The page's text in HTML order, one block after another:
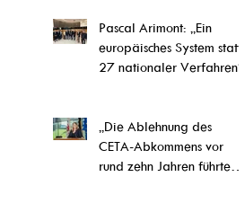
Pascal Arimont: „Ein
europäisches System statt
27 nationaler Verfahren“
„Die Ablehnung des
CETA-Abkommens vor
rund zehn Jahren führte